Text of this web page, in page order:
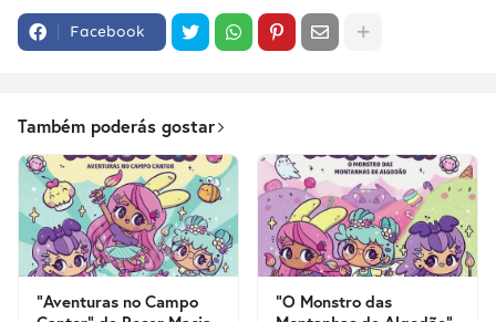
Facebook
Também poderás gostar
"Aventuras no Campo
"O Monstro das